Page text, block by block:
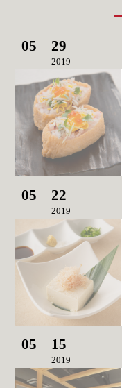
05 29
2019
05 22
2019
05 15
2019